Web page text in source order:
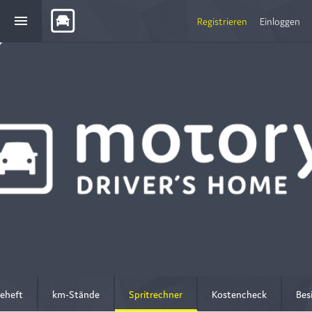
menu Registrieren Einloggen
km-Stände Spritrechner Kostencheck